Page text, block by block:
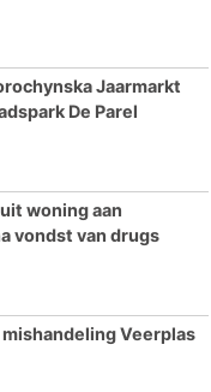
Jaarmarkt
De Parel
woning aan
vondst van drugs
Veerplas